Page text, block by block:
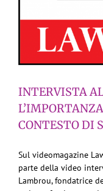
INTERVISTA
CONTESTO DI
Sul videomagazine
parte della video
Lambrou, fondatrice